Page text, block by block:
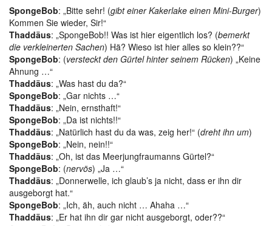
SpongeBob: „Bitte sehr! (gibt einer Kakerlake einen Mini-Burger)
Kommen Sie wieder, Sir!“
Thaddäus: „SpongeBob!! Was ist hier eigentlich los? (bemerkt
die verkleinerten Sachen) Hä? Wieso ist hier alles so klein??“
SpongeBob: (versteckt den Gürtel hinter seinem Rücken) „Keine
Ahnung …“
Thaddäus: „Was hast du da?“
SpongeBob: „Gar nichts …“
Thaddäus: „Nein, ernsthaft!“
SpongeBob: „Da ist nichts!!“
Thaddäus: „Natürlich hast du da was, zeig her!“ (dreht ihn um)
SpongeBob: „Nein, nein!!“
Thaddäus: „Oh, ist das Meerjungfraumanns Gürtel?“
SpongeBob: (nervös) „Ja …“
Thaddäus: „Donnerwelle, ich glaub’s ja nicht, dass er ihn dir
ausgeborgt hat.“
SpongeBob: „Ich, äh, auch nicht … Ahaha …“
Thaddäus: „Er hat ihn dir gar nicht ausgeborgt, oder??“